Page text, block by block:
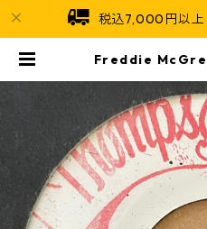
税込7,000円以上
Freddie